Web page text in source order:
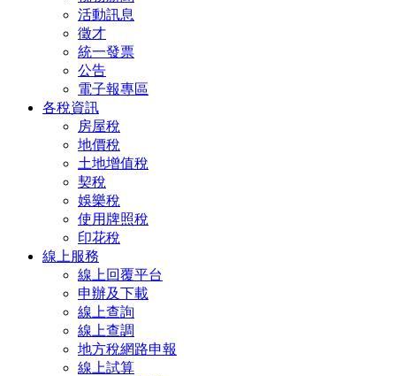
活動訊息
徵才
統一發票
公告
電子報專區
各稅資訊
房屋稅
地價稅
土地增值稅
契稅
娛樂稅
使用牌照稅
印花稅
線上服務
線上回覆平台
申辦及下載
線上查詢
線上查調
地方稅網路申報
線上試算